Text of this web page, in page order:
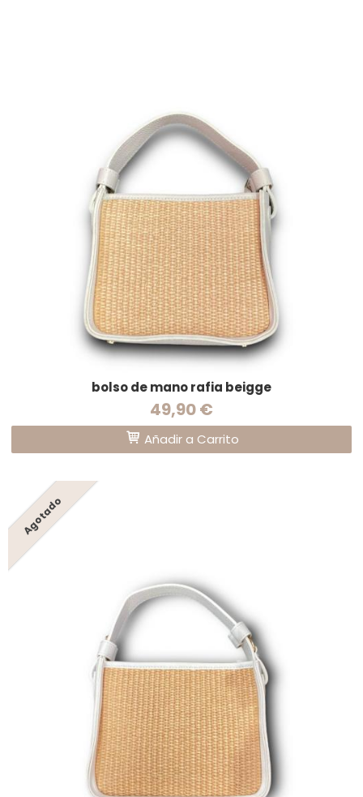
bolso de mano rafia beigge
49,90 €
Añadir a Carrito
Agotado